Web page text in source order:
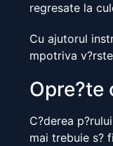
regresate la
Cu ajutorul
mpotriva
Opre?te
C?derea
mai trebuie s?